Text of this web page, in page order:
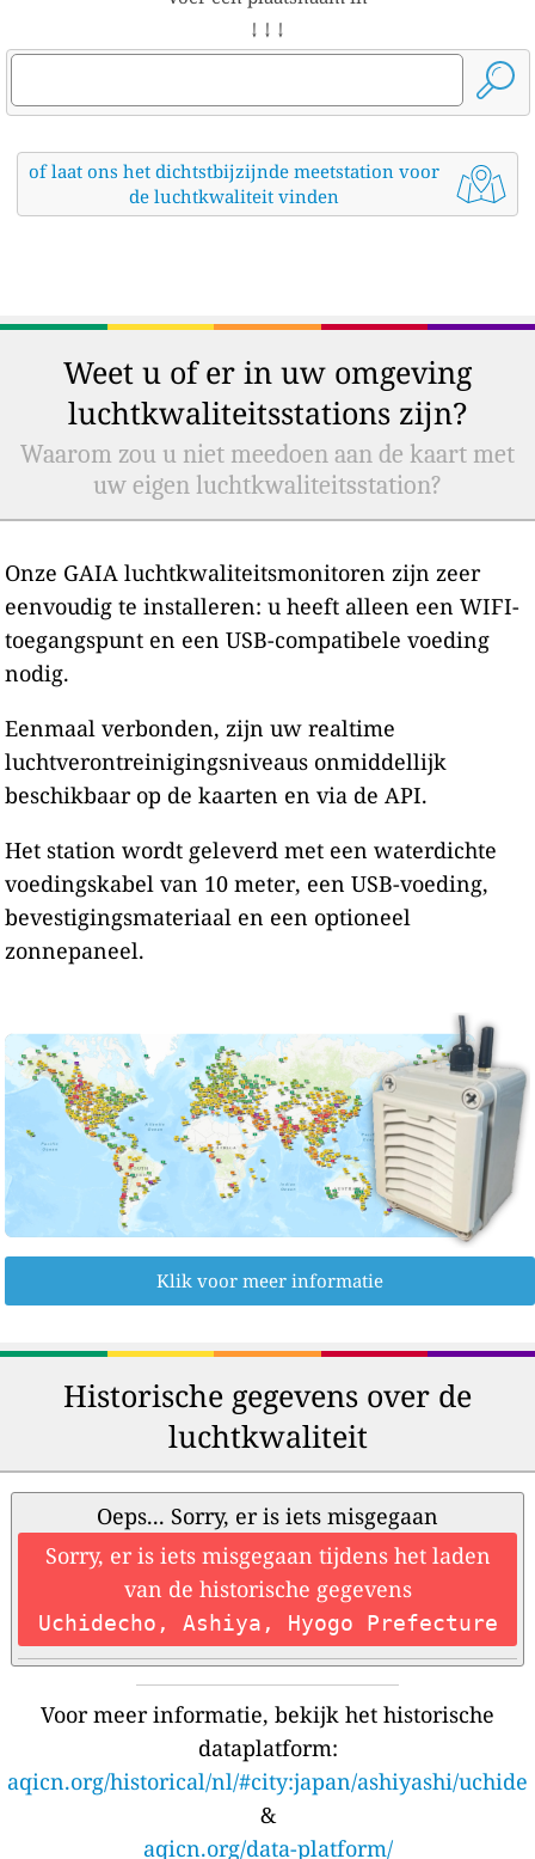
↓ ↓ ↓
of laat ons het dichtstbijzijnde meetstation voor
de luchtkwaliteit vinden
Weet u of er in uw omgeving
luchtkwaliteitsstations zijn?
Waarom zou u niet meedoen aan de kaart met
uw eigen luchtkwaliteitsstation?
Onze GAIA luchtkwaliteitsmonitoren zijn zeer
eenvoudig te installeren: u heeft alleen een WIFI-
toegangspunt en een USB-compatibele voeding
nodig.
Eenmaal verbonden, zijn uw realtime
luchtverontreinigingsniveaus onmiddellijk
beschikbaar op de kaarten en via de API.
Het station wordt geleverd met een waterdichte
voedingskabel van 10 meter, een USB-voeding,
bevestigingsmateriaal en een optioneel
zonnepaneel.
Klik voor meer informatie
Historische gegevens over de
luchtkwaliteit
Oeps... Sorry, er is iets misgegaan
Sorry, er is iets misgegaan tijdens het laden
van de historische gegevens
Uchidecho, Ashiya, Hyogo Prefecture
Voor meer informatie, bekijk het historische
dataplatform:
aqicn.org/historical/nl/#city:japan/ashiyashi/uchide
&
aqicn.org/data-platform/